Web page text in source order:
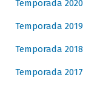
Temporada 2020
Temporada 2019
Temporada 2018
Temporada 2017